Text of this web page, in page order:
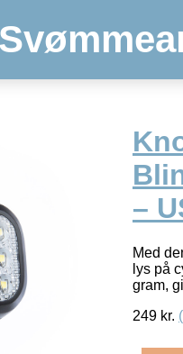
–
Med
lys på
gram,
249 kr.